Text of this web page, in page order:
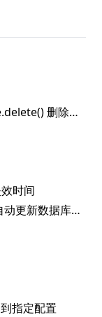
Spring Boot项目中使用RedisTemplate.delete() 删除指定key失败的解决办法
时间
解决SpringBoot+JPA中使用set方法时自动更新数据库问题
指定配置